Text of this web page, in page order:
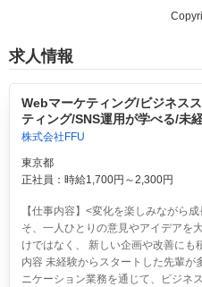
求人情報
Webマーケティング/ビジネス
ティング/SNS運用が学べる/未
株式会社FFU
東京都
正社員：時給1,700円～2,300円
【仕事内容】<変化を楽しみながら
そ、一人ひとりの意見やアイデアを
けではなく、 新しい企画や改善にも
内容 未経験からスタートした先輩が
ニケーション業務を通じて、ビジネ